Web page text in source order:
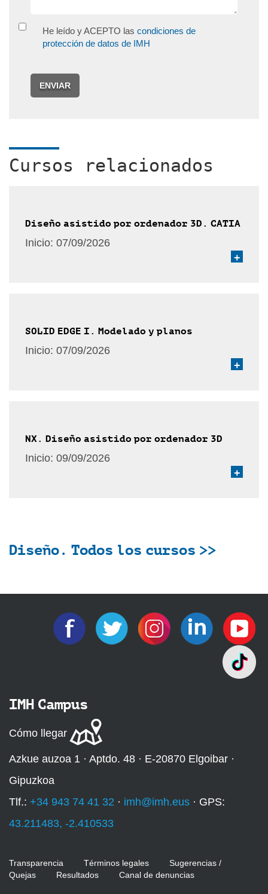
He leído y ACEPTO las condiciones de
protección de datos de IMH
ENVIAR
Cursos relacionados
Diseño asistido por ordenador 3D. CATIA
Inicio: 07/09/2026
+
SOLID EDGE I. Modelado y planos
Inicio: 07/09/2026
+
NX. Diseño asistido por ordenador 3D
Inicio: 09/09/2026
+
Diseño. Todos los cursos >>
IMH Campus
Cómo llegar
Azkue auzoa 1 · Aptdo. 48 · E-20870 Elgoibar ·
Gipuzkoa
Tlf.: +34 943 74 41 32 · imh@imh.eus · GPS:
43.211483, -2.410533
Transparencia Términos legales
Sugerencias /
Quejas
Resultados Canal de denuncias